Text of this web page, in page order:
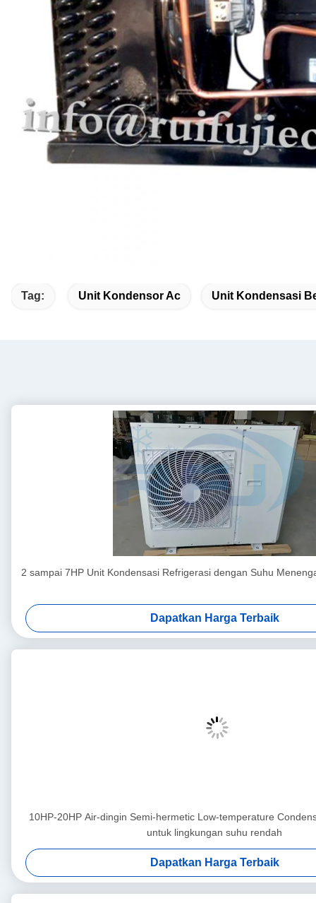
Tag: Unit Kondensor Ac Unit Kondensasi
2 sampai 7HP Unit Kondensasi Refrigerasi dengan Suhu
Dapatkan Harga Terbaik
10HP-20HP Air-dingin Semi-hermetic Low-temperature
untuk lingkungan suhu rendah
Dapatkan Harga Terbaik